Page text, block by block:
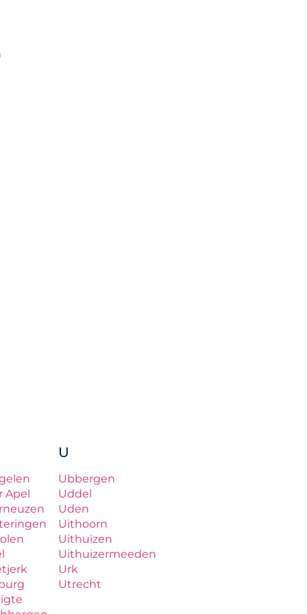
Apel
U
Ubbergen
Uddel
Uden
Uithoorn
Uithuizen
Uithuizermeeden
Urk
Utrecht